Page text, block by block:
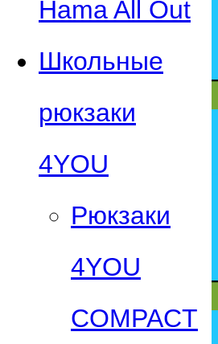
Hama All Out
Школьные
рюкзаки
4YOU
Рюкзаки
4YOU
СOMPACT